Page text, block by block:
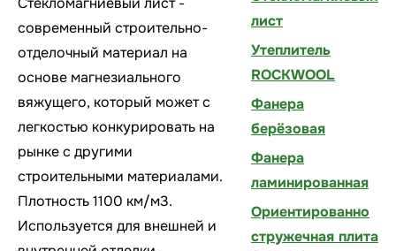
современный строительно-
отделочный материал на
основе магнезиального
вяжущего, который может с
легкостью конкурировать на
рынке с другими
строительными материалами.
Плотность 1100 км/м3.
Используется для внешней и
лист
Утеплитель
ROCKWOOL
Фанера
берёзовая
Фанера
ламинированная
Ориентированно
стружечная плита